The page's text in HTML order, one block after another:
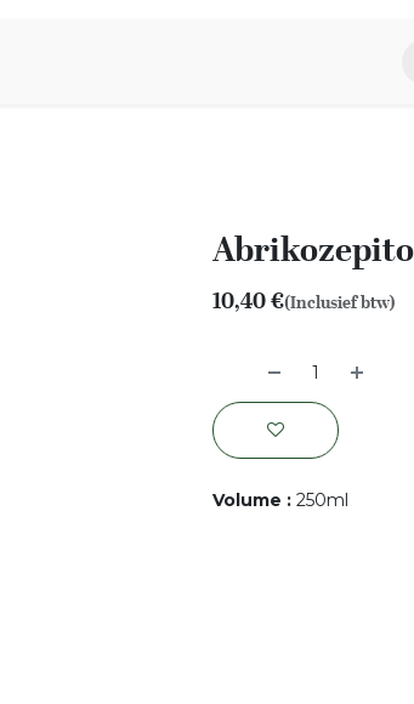
10,40€(Inclusief btw)
Volume : 250ml